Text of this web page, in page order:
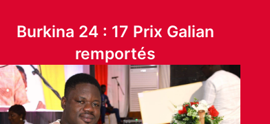
Burkina 24 : 17 Prix Galian
remportés